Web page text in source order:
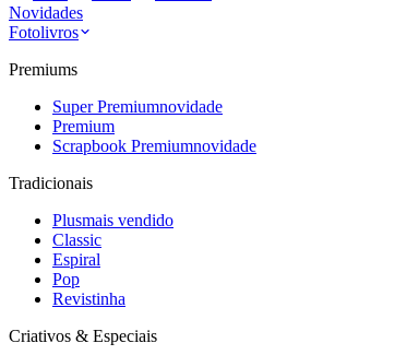
Novidades
Fotolivros
Premiums
Super Premiumnovidade
Premium
Scrapbook Premiumnovidade
Tradicionais
Plusmais vendido
Classic
Espiral
Pop
Revistinha
Criativos & Especiais